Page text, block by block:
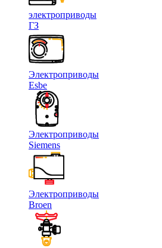
электроприводы
ГЗ
Электроприводы
Esbe
Электроприводы
Siemens
Электроприводы
Broen